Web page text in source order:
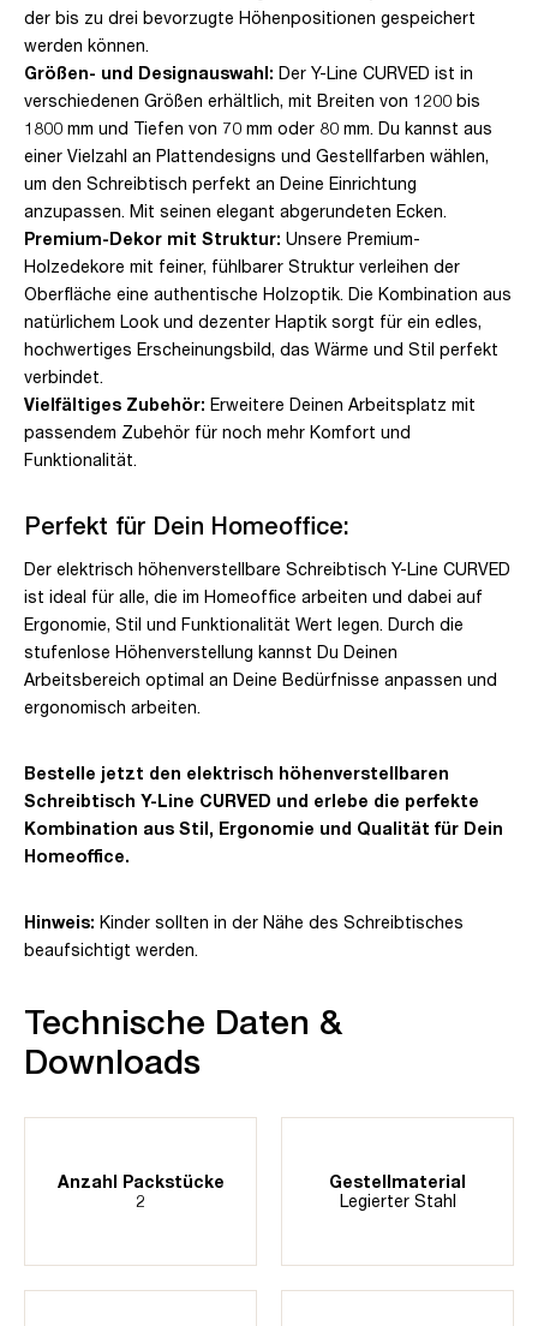
der bis zu drei bevorzugte Höhenpositionen gespeichert
werden können.
Größen- und Designauswahl: Der Y-Line CURVED ist in
verschiedenen Größen erhältlich, mit Breiten von 1200 bis
1800 mm und Tiefen von 70 mm oder 80 mm. Du kannst aus
einer Vielzahl an Plattendesigns und Gestellfarben wählen,
um den Schreibtisch perfekt an Deine Einrichtung
anzupassen. Mit seinen elegant abgerundeten Ecken.
Premium-Dekor mit Struktur: Unsere Premium-
Holzedekore mit feiner, fühlbarer Struktur verleihen der
Oberfläche eine authentische Holzoptik. Die Kombination aus
natürlichem Look und dezenter Haptik sorgt für ein edles,
hochwertiges Erscheinungsbild, das Wärme und Stil perfekt
verbindet.
Vielfältiges Zubehör: Erweitere Deinen Arbeitsplatz mit
passendem Zubehör für noch mehr Komfort und
Funktionalität.
Perfekt für Dein Homeoffice:
Der elektrisch höhenverstellbare Schreibtisch Y-Line CURVED
ist ideal für alle, die im Homeoffice arbeiten und dabei auf
Ergonomie, Stil und Funktionalität Wert legen. Durch die
stufenlose Höhenverstellung kannst Du Deinen
Arbeitsbereich optimal an Deine Bedürfnisse anpassen und
ergonomisch arbeiten.
Bestelle jetzt den elektrisch höhenverstellbaren
Schreibtisch Y-Line CURVED und erlebe die perfekte
Kombination aus Stil, Ergonomie und Qualität für Dein
Homeoffice.
Hinweis: Kinder sollten in der Nähe des Schreibtisches
beaufsichtigt werden.
Technische Daten &
Downloads
Anzahl Packstücke
2
Gestellmaterial
Legierter Stahl